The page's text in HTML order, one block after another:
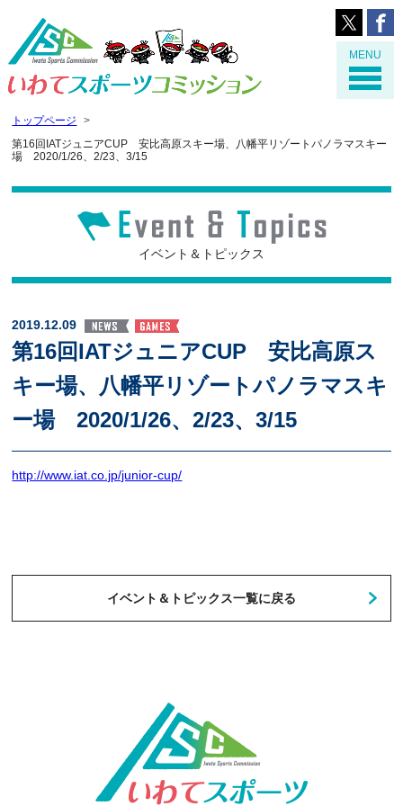
MENU
トップページ
第16回IATジュニアCUP 安比高原スキー場、八幡平リゾートパノラマスキー
場 2020/1/26、2/23、3/15
イベント＆トピックス
2019.12.09
第16回IATジュニアCUP 安比高原ス
キー場、八幡平リゾートパノラマスキ
ー場 2020/1/26、2/23、3/15
http://www.iat.co.jp/junior-cup/
イベント＆トピックス一覧に戻る